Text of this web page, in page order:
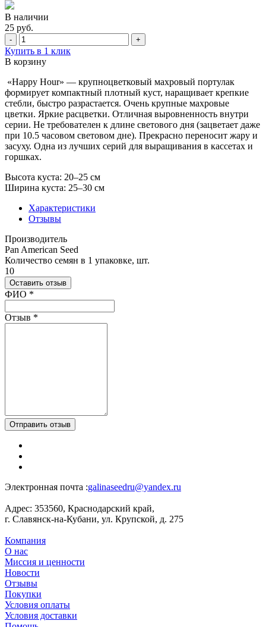
В наличии
25 руб.
- +
Купить в 1 клик
В корзину
«Happy Hour» — крупноцветковый махровый портулак
формирует компактный плотный куст, наращивает крепкие
стебли, быстро разрастается. Очень крупные махровые
цветки. Яркие расцветки. Отличная выровненность внутри
серии. Не требователен к длине светового дня (зацветает даже
при 10.5 часовом световом дне). Прекрасно переносит жару и
засуху. Одна из лучших серий для выращивания в кассетах и
горшках.
Высота куста: 20–25 см
Ширина куста: 25–30 см
Характеристики
Отзывы
Производитель
Pan American Seed
Количество семян в 1 упаковке, шт.
10
Оставить отзыв
Ваш отзыв был отправлен!
ФИО *
Отзыв *
Отправить отзыв
Электронная почта :galinaseedru@yandex.ru
Адрес: 353560, Краснодарский край,
г. Славянск-на-Кубани, ул. Крупской, д. 275
Компания
О нас
Миссия и ценности
Новости
Отзывы
Покупки
Условия оплаты
Условия доставки